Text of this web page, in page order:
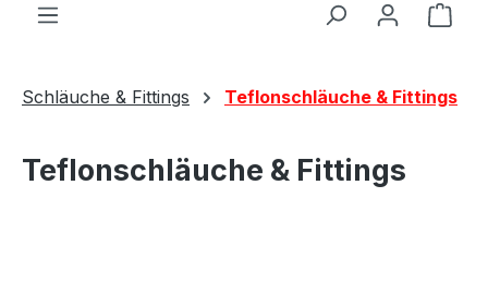
Schläuche & Fittings Teflonschläuche & Fittings
Teflonschläuche & Fittings